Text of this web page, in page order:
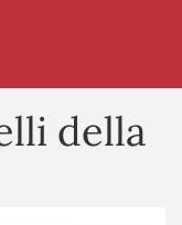
della